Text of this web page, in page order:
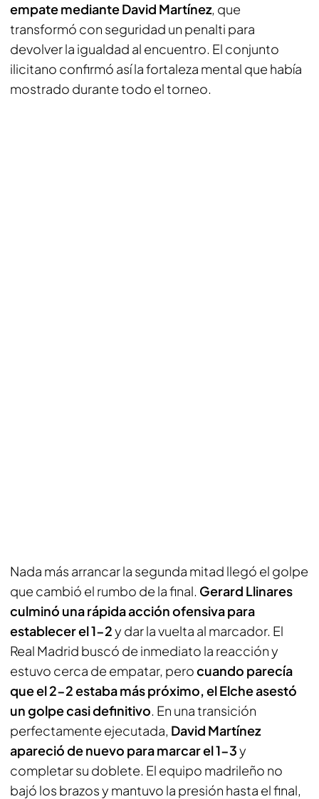
empate mediante David Martínez, que
transformó con seguridad un penalti para
devolver la igualdad al encuentro. El conjunto
ilicitano confirmó así la fortaleza mental que había
mostrado durante todo el torneo.
Nada más arrancar la segunda mitad llegó el golpe
que cambió el rumbo de la final. Gerard Llinares
culminó una rápida acción ofensiva para
establecer el 1-2y dar la vuelta al marcador. El
Real Madrid buscó de inmediato la reacción y
estuvo cerca de empatar, perocuando parecía
que el 2-2 estaba más próximo, el Elche asestó
un golpe casi definitivo. En una transición
perfectamente ejecutada, David Martínez
apareció de nuevo para marcar el 1-3y
completar su doblete. El equipo madrileño no
bajó los brazos y mantuvo la presión hasta el final,